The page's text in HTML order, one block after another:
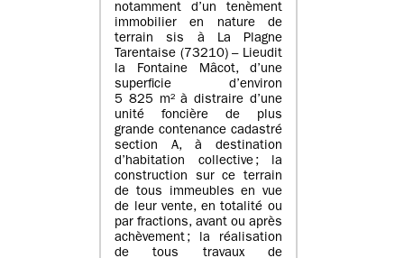
notamment d’un tenèment
immobilier en nature de
terrain sis à La Plagne
Tarentaise (73210) – Lieudit
la Fontaine Mâcot, d’une
superficie d’environ
5 825 m² à distraire d’une
unité foncière de plus
grande contenance cadastré
section A, à destination
d’habitation collective ; la
construction sur ce terrain
de tous immeubles en vue
de leur vente, en totalité ou
par fractions, avant ou après
achèvement ; la réalisation
de tous travaux de